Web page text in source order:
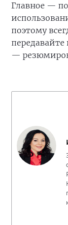
Главное —
поэтому
—